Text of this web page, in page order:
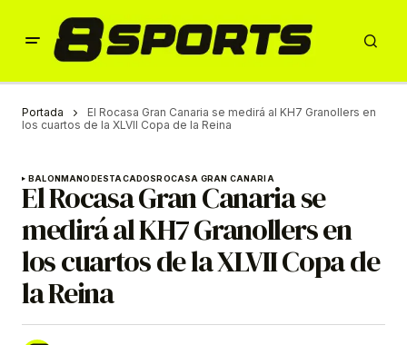
Portada
El Rocasa Gran Canaria se medirá al KH7 Granollers en
los cuartos de la XLVII Copa de la Reina
BALONMANODESTACADOSROCASA GRAN CANARIA
El Rocasa Gran Canaria se
medirá al KH7 Granollers en
los cuartos de la XLVII Copa de
la Reina